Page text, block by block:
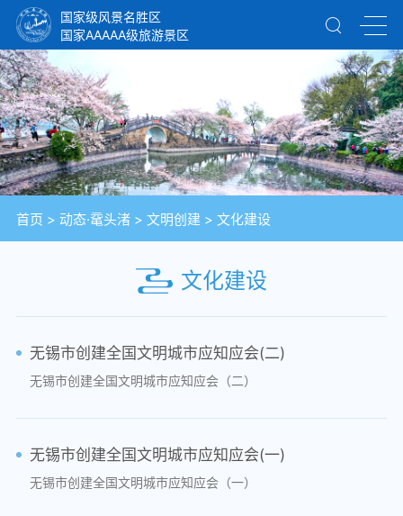
国家级风景名胜区
国家AAAAA级旅游景区
首页 > 动态·鼋头渚> 文明创建> 文化建设
文化建设
无锡市创建全国文明城市应知应会(二)
无锡市创建全国文明城市应知应会（二）
无锡市创建全国文明城市应知应会(一)
无锡市创建全国文明城市应知应会（一）